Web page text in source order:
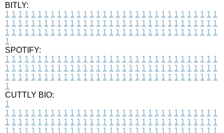
BITLY:
1 1 1 1 1 1 1 1 1 1 1 1 1 1 1 1 1 1 1 1 1 1 1 1 1 1 1 1 1 1 1 1 1
1 1 1 1 1 1 1 1 1 1 1 1 1 1 1 1 1 1 1 1 1 1 1 1 1 1 1 1 1 1 1 1 1
1 1 1 1 1 1 1 1 1 1 1 1 1 1 1 1 1 1 1 1 1 1 1 1 1 1 1 1 1 1 1 1 1
1
SPOTIFY:
1 1 1 1 1 1 1 1 1 1 1 1 1 1 1 1 1 1 1 1 1 1 1 1 1 1 1 1 1 1 1 1 1
1 1 1 1 1 1 1 1 1 1 1 1 1 1 1 1 1 1 1 1 1 1 1 1 1 1 1 1 1 1 1 1 1
1 1 1 1 1 1 1 1 1 1 1 1 1 1 1 1 1 1 1 1 1 1 1 1 1 1 1 1 1 1 1 1 1
1
CUTTLY BIO:
1
1 1 1 1 1 1 1 1 1 1 1 1 1 1 1 1 1 1 1 1 1 1 1 1 1 1 1 1 1 1 1 1 1
1 1 1 1 1 1 1 1 1 1 1 1 1 1 1 1 1 1 1 1 1 1 1 1 1 1 1 1 1 1 1 1 1
1 1 1 1 1 1 1 1 1 1 1 1 1 1 1 1 1 1 1 1 1 1 1 1 1 1 1 1 1 1 1 1 1